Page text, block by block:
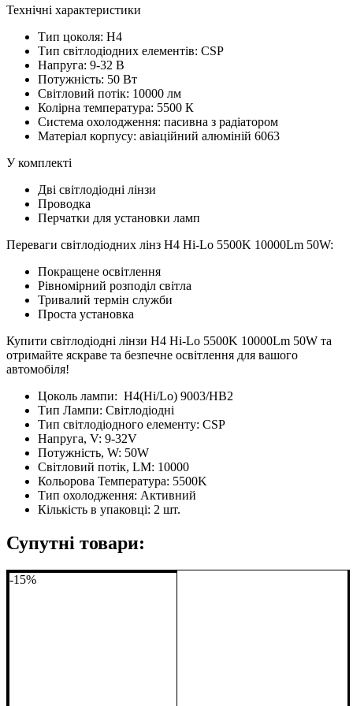
Технічні характеристики
Тип цоколя: H4
Тип світлодіодних елементів: CSP
Напруга: 9-32 В
Потужність: 50 Вт
Світловий потік: 10000 лм
Колірна температура: 5500 К
Система охолодження: пасивна з радіатором
Матеріал корпусу: авіаційний алюміній 6063
У комплекті
Дві світлодіодні лінзи
Проводка
Перчатки для установки ламп
Переваги світлодіодних лінз H4 Hi-Lo 5500K 10000Lm 50W:
Покращене освітлення
Рівномірний розподіл світла
Тривалий термін служби
Проста установка
Купити світлодіодні лінзи H4 Hi-Lo 5500K 10000Lm 50W та
отримайте яскраве та безпечне освітлення для вашого
автомобіля!
Цоколь лампи: H4(Hi/Lo) 9003/HB2
Тип Лампи: Світлодіодні
Тип світлодіодного елементу: CSP
Напруга, V: 9-32V
Потужність, W: 50W
Світловий потік, LM: 10000
Кольорова Температура: 5500K
Тип охолодження: Активний
Кількість в упаковці: 2 шт.
Супутні товари:
-15%